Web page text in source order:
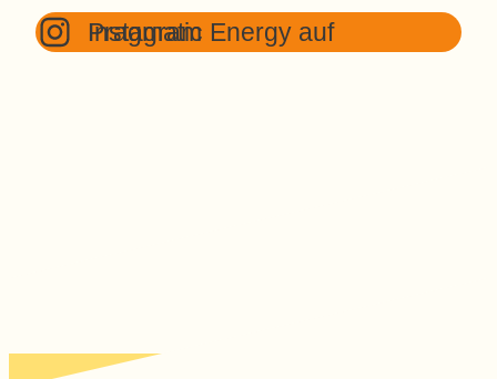
Pragmatic Energy auf Instagram